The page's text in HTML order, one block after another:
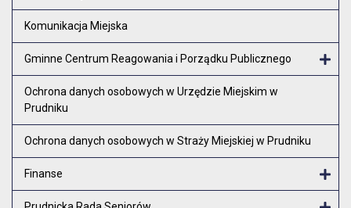
Komunikacja Miejska
Gminne Centrum Reagowania i Porządku Publicznego
Ochrona danych osobowych w Urzędzie Miejskim w
Prudniku
Ochrona danych osobowych w Straży Miejskiej w Prudniku
Finanse